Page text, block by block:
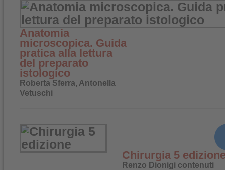
Anatomia
microscopica. Guida
pratica alla lettura
del preparato
istologico
Roberta Sferra, Antonella
Vetuschi
Chirurgia 5
Renzo Dionigi contenuti